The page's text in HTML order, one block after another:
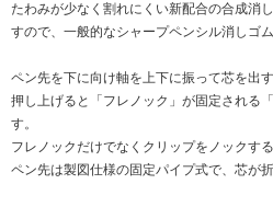
たわみが少なく割れにくい新配合の合成消
すので、一般的なシャープペンシル消しゴ
ペン先を下に向け軸を上下に振って芯を出
押し上げると「フレノック」が固定される
す。
フレノックだけでなくクリップをノックす
ペン先は製図仕様の固定パイプ式で、芯が